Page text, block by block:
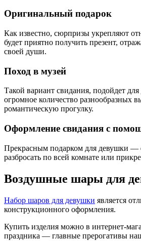
Оригинальный подарок
Как известно, сюрпризы укрепляют
будет приятно получить презент,
своей души.
Поход в музей
Такой вариант свидания, подойдет
огромное количество разнообразных
романтическую прогулку.
Оформление свидания с
Прекрасным подарком для девушки —
разбросать по всей комнате или
Воздушные шары для
Набор шаров для девушки является
конструкционного оформления.
Купить изделия можно в интернет-
праздника — главные прерогативы